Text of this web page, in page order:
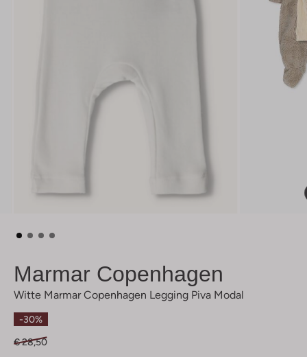
Marmar Copenhagen
Witte Marmar Copenhagen Legging Piva Modal
-30%
€ 28,50